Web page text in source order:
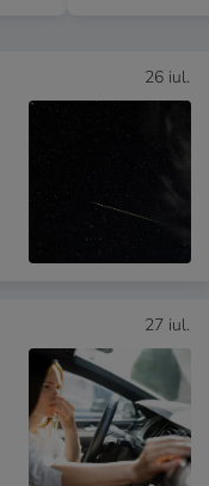
26 iul.
27 iul.